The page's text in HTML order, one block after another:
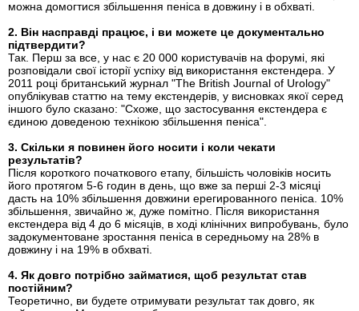
можна домогтися збільшення пеніса в довжину і в обхваті.
2. Він насправді працює, і ви можете це документально
підтвердити?
Так. Перш за все, у нас є 20 000 користувачів на форумі, які
розповідали свої історії успіху від використання екстендера. У
2011 році британський журнал "The British Journal of Urology"
опублікував статтю на тему екстендерів, у висновках якої серед
іншого було сказано: "Схоже, що застосування екстендера є
єдиною доведеною технікою збільшення пеніса".
3. Скільки я повинен його носити і коли чекати
результатів?
Після короткого початкового етапу, більшість чоловіків носить
його протягом 5-6 годин в день, що вже за перші 2-3 місяці
дасть на 10% збільшення довжини ерегированного пеніса. 10%
збільшення, звичайно ж, дуже помітно. Після використання
екстендера від 4 до 6 місяців, в ході клінічних випробувань, було
задокументоване зростання пеніса в середньому на 28% в
довжину і на 19% в обхваті.
4. Як довго потрібно займатися, щоб результат став
постійним?
Теоретично, ви будете отримувати результат так довго, як